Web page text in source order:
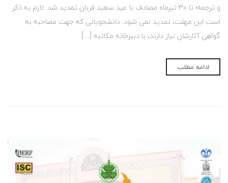
و ترجمه؛ تا 30 تیرماه مصادف با عید سعید قربان تمدید شد. لازم به ذکر
است این مهلت، تمدید نمی شود. دانشجویانی که جهت مصاحبه به
گواهی آثارشان نیاز دارند، با دبیرخانه مکاتبه […]
ادامه مطلب